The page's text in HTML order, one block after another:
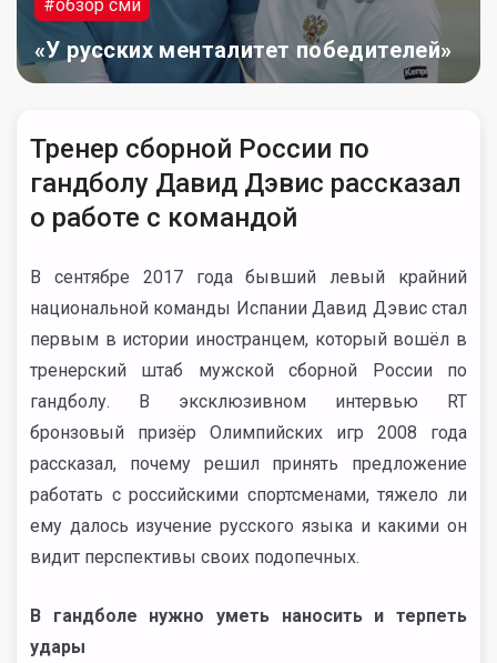
#обзор сми
«У русских менталитет победителей»
Тренер сборной России по
гандболу Давид Дэвис рассказал
о работе с командой
В сентябре 2017 года бывший левый крайний
национальной команды Испании Давид Дэвис стал
первым в истории иностранцем, который вошёл в
тренерский штаб мужской сборной России по
гандболу. В эксклюзивном интервью RT
бронзовый призёр Олимпийских игр 2008 года
рассказал, почему решил принять предложение
работать с российскими спортсменами, тяжело ли
ему далось изучение русского языка и какими он
видит перспективы своих подопечных.
В гандболе нужно уметь наносить и терпеть
удары